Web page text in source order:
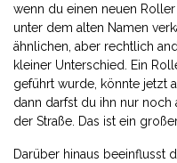
wenn du einen neuen
unter dem alten Namen
ähnlichen, aber rechtlich
kleiner Unterschied. Ein
geführt wurde, könnte jetzt
dann darfst du ihn nur noch
der Straße. Das ist ein
Darüber hinaus beeinflusst